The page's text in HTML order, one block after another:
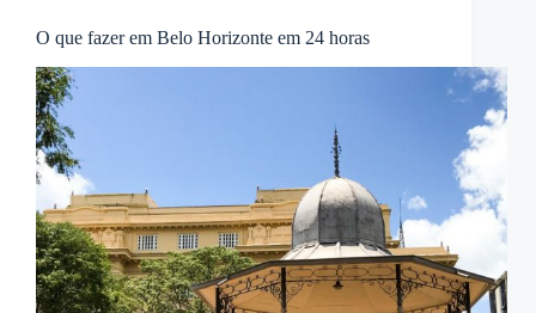
O que fazer em Belo Horizonte em 24 horas